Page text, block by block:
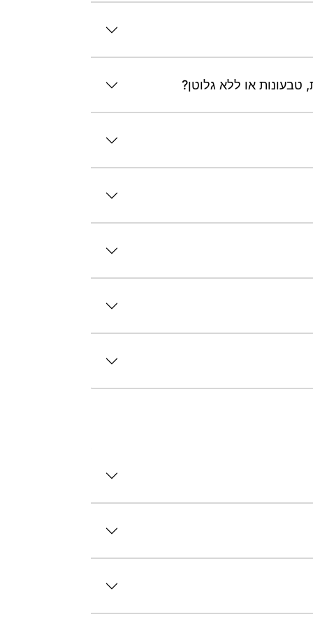
טבעונות או ללא גלוטן?